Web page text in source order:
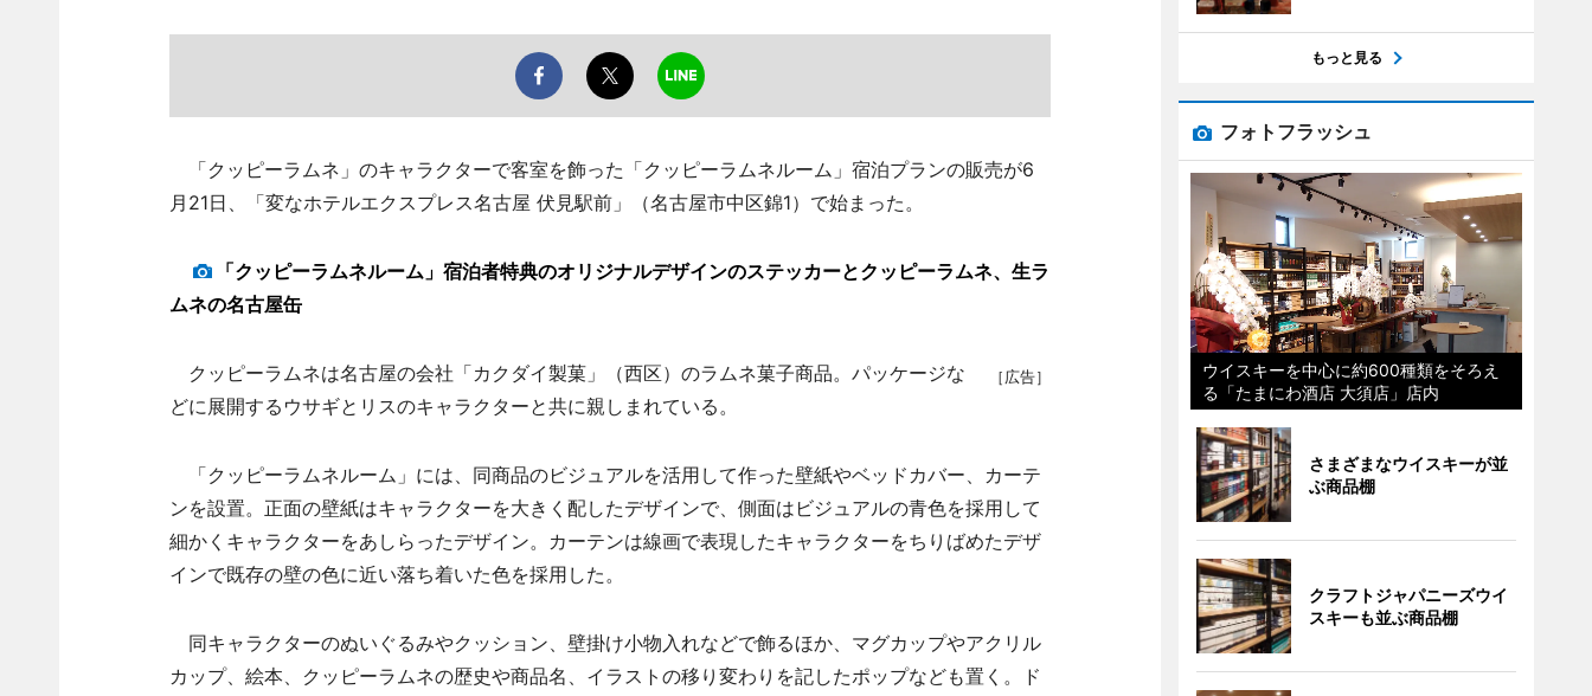
「クッピーラムネ」のキャラクターで客室を飾った「クッピーラムネルーム」宿泊プランの販売が6
月21日、「変なホテルエクスプレス名古屋 伏見駅前」（名古屋市中区錦1）で始まった。
「クッピーラムネルーム」宿泊者特典のオリジナルデザインのステッカーとクッピーラムネ、生ラ
ムネの名古屋缶
［広告］
クッピーラムネは名古屋の会社「カクダイ製菓」（西区）のラムネ菓子商品。パッケージな
どに展開するウサギとリスのキャラクターと共に親しまれている。
「クッピーラムネルーム」には、同商品のビジュアルを活用して作った壁紙やベッドカバー、カーテ
ンを設置。正面の壁紙はキャラクターを大きく配したデザインで、側面はビジュアルの青色を採用して
細かくキャラクターをあしらったデザイン。カーテンは線画で表現したキャラクターをちりばめたデザ
インで既存の壁の色に近い落ち着いた色を採用した。
同キャラクターのぬいぐるみやクッション、壁掛け小物入れなどで飾るほか、マグカップやアクリル
カップ、絵本、クッピーラムネの歴史や商品名、イラストの移り変わりを記したポップなども置く。ド
もっと見る
フォトフラッシュ
ウイスキーを中心に約600種類をそろえ
る「たまにわ酒店 大須店」店内
さまざまなウイスキーが並
ぶ商品棚
クラフトジャパニーズウイ
スキーも並ぶ商品棚